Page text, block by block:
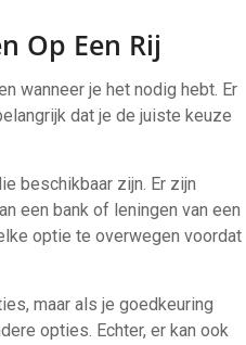
Op Een Rij
wanneer je het nodig hebt. Er
dat je de juiste keuze
beschikbaar zijn. Er zijn
een bank of leningen van een
optie te overwegen voordat
maar als je goedkeuring
opties. Echter, er kan ook